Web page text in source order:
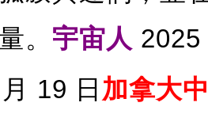
。 宇宙人 2025
19 日 加拿大